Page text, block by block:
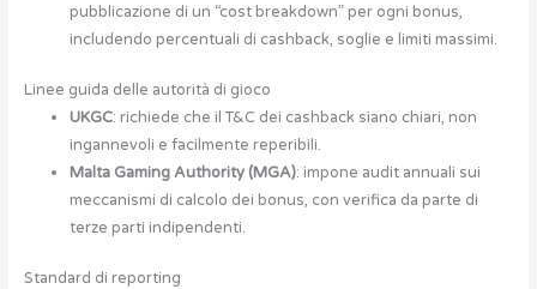
pubblicazione di un “cost breakdown” per ogni bonus,
includendo percentuali di cashback, soglie e limiti massimi.
Linee guida delle autorità di gioco
UKGC: richiede che il T&C dei cashback siano chiari, non
ingannevoli e facilmente reperibili.
Malta Gaming Authority (MGA): impone audit annuali sui
meccanismi di calcolo dei bonus, con verifica da parte di
terze parti indipendenti.
Standard di reporting